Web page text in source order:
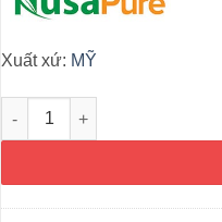
Xuất xứ: MỸ
Viên uống hồng sâm Hàn